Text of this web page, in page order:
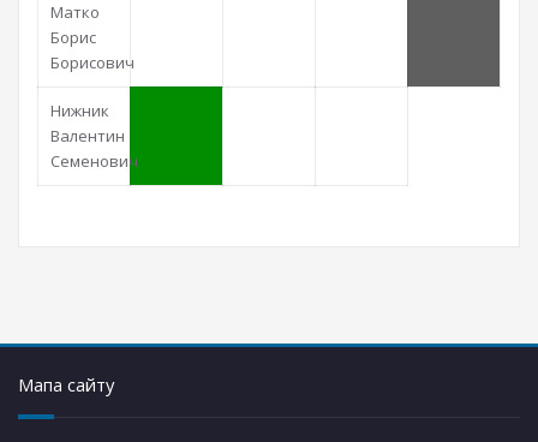
Матко
Борис
Борисович
Нижник
Валентин
Семенович
Мапа сайту